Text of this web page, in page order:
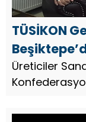
TÜSİKON
Üreticiler
yayımladığı